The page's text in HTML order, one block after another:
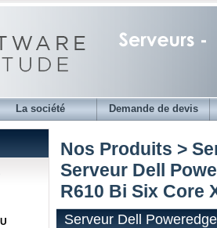
La société Demande de devis
Nos Produits >
Serveur Dell
R610 Bi Six Core
Serveur Dell